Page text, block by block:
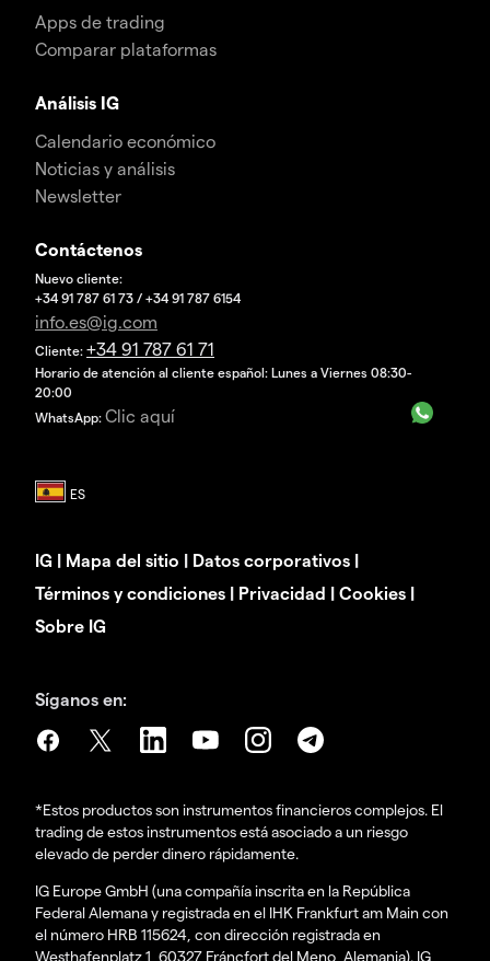
Apps de trading
Comparar plataformas
Análisis IG
Calendario económico
Noticias y análisis
Newsletter
Contáctenos
Nuevo cliente:
+34 91 787 61 73 / +34 91 787 6154
info.es@ig.com
Cliente: +34 91 787 61 71
Horario de atención al cliente español: Lunes a Viernes 08:30-
20:00
WhatsApp: Clic aquí
IG | Mapa del sitio | Datos corporativos |
Términos y condiciones | Privacidad | Cookies |
Sobre IG
Síganos en:
*Estos productos son instrumentos financieros complejos. El
trading de estos instrumentos está asociado a un riesgo
elevado de perder dinero rápidamente.
IG Europe GmbH (una compañía inscrita en la República
Federal Alemana y registrada en el IHK Frankfurt am Main con
el número HRB 115624, con dirección registrada en
Westhafenplatz 1, 60327 Fráncfort del Meno, Alemania). IG